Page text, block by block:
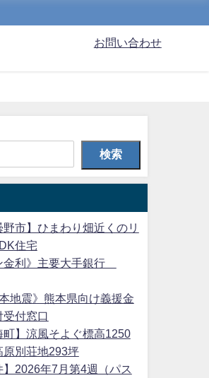
お問い合わせ
検索
野市】ひまわり畑近くのリ
住宅
金利》主要大手銀行
地震》熊本県向け義援金
受付窓口
町】涼風そよぐ標高1250
原別荘地293坪
】2026年7月第4週（パス